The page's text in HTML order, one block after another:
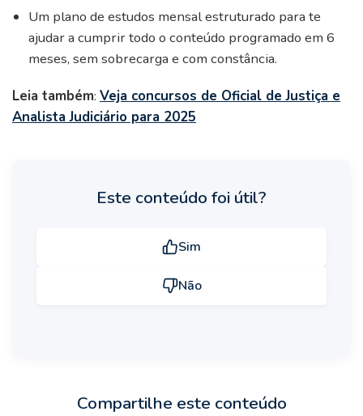
Um plano de estudos mensal estruturado para te
ajudar a cumprir todo o conteúdo programado em 6
meses, sem sobrecarga e com constância.
Leia também: Veja concursos de Oficial de Justiça e
Analista Judiciário para 2025
Este conteúdo foi útil?
Sim
Não
Compartilhe este conteúdo